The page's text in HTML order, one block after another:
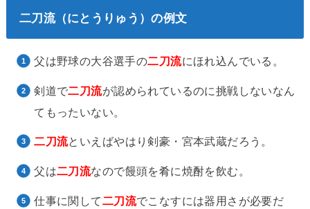
二刀流（にとうりゅう）の例文
父は野球の大谷選手の二刀流にほれ込んでいる。
剣道で二刀流が認められているのに挑戦しないなん
てもったいない。
二刀流といえばやはり剣豪・宮本武蔵だろう。
父は二刀流なので饅頭を肴に焼酎を飲む。
仕事に関して 二刀流でこなすには器用さが必要だ